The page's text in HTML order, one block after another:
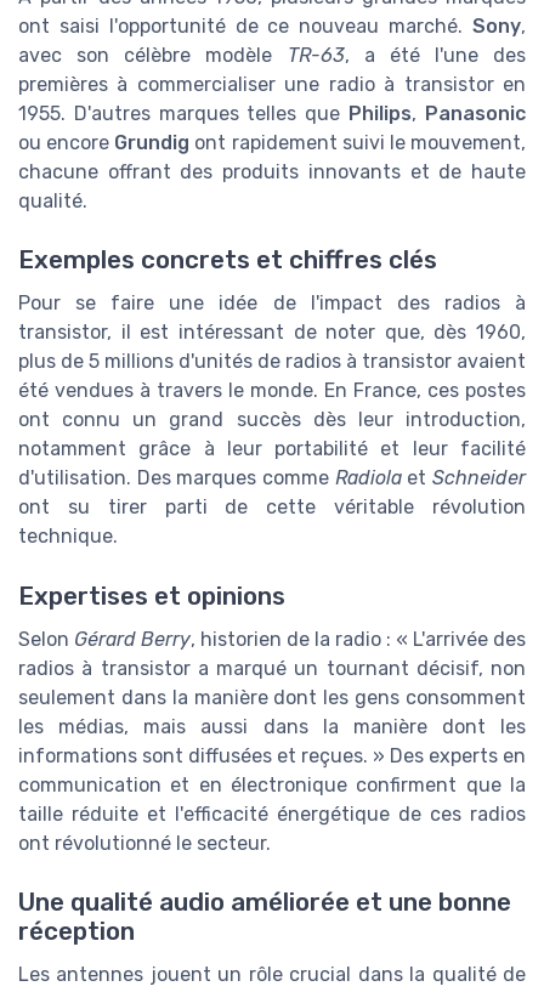
ont saisi l'opportunité de ce nouveau marché. Sony,
avec son célèbre modèle TR-63, a été l'une des
premières à commercialiser une radio à transistor en
1955. D'autres marques telles que Philips, Panasonic
ou encore Grundig ont rapidement suivi le mouvement,
chacune offrant des produits innovants et de haute
qualité.
Exemples concrets et chiffres clés
Pour se faire une idée de l'impact des radios à
transistor, il est intéressant de noter que, dès 1960,
plus de 5 millions d'unités de radios à transistor avaient
été vendues à travers le monde. En France, ces postes
ont connu un grand succès dès leur introduction,
notamment grâce à leur portabilité et leur facilité
d'utilisation. Des marques comme RadiolaetSchneider
ont su tirer parti de cette véritable révolution
technique.
Expertises et opinions
Selon Gérard Berry, historien de la radio : « L'arrivée des
radios à transistor a marqué un tournant décisif, non
seulement dans la manière dont les gens consomment
les médias, mais aussi dans la manière dont les
informations sont diffusées et reçues. » Des experts en
communication et en électronique confirment que la
taille réduite et l'efficacité énergétique de ces radios
ont révolutionné le secteur.
Une qualité audio améliorée et une bonne
réception
Les antennes jouent un rôle crucial dans la qualité de